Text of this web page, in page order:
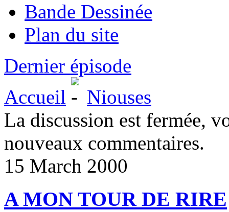
Bande Dessinée
Plan du site
Dernier épisode
Accueil
Niouses
La discussion est fermée,
nouveaux commentaires.
15 March 2000
A MON TOUR DE RIRE